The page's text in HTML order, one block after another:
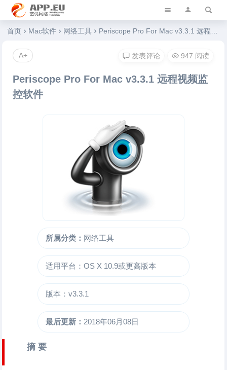
艺优软件乐园
首页 Mac软件 网络工具 Periscope Pro For Mac v3.3.1 远程视频监控软件
Periscope Pro For Mac v3.3.1 远程视频监
控软件
所属分类： 网络工具
适用平台：OS X 10.9或更高版本
版本：v3.3.1
最后更新： 2018年06月08日
摘 要
发表评论 947 阅读
A+